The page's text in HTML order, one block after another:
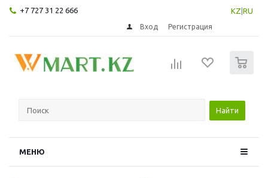
+7 727 31 22 666 KZ RU
Вход Регистрация
Найти
МЕНЮ